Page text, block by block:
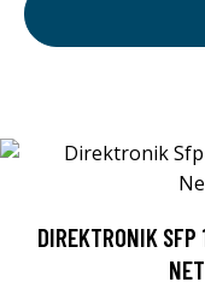
DIREKTRONIK SFP